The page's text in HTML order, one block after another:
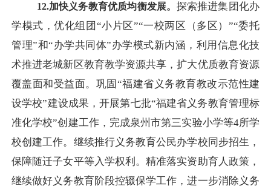
12.加快义务教育优质均衡发展。 探索推进集团化办
学模式，优化组团 “小片区”“一校两区（多区）”“委托
管理”和“办学共同体”办学模式新内涵，利用信息化技
术推进老城新区教育教学资源共享，扩大优质教育资源
覆盖面和受益面。巩固“福建省义务教育教改示范性建
设学校”建设成果，开展第七批“福建省义务教育管理标
准化学校”创建工作，完成泉州市第三实验小学等4所学
校创建工作。继续推行义务教育公民办学校同步招生，
保障随迁子女平等入学权利。精准落实资助育人政策，
继续做好义务教育阶段控辍保学工作，进一步消除义务